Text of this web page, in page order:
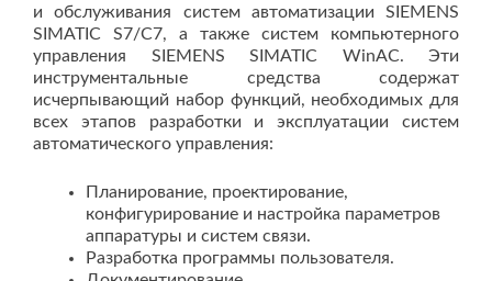
и обслуживания систем автоматизации SIEMENS
SIMATIC S7/C7, а также систем компьютерного
управления SIEMENS SIMATIC WinAC. Эти
инструментальные средства содержат
исчерпывающий набор функций, необходимых для
всех этапов разработки и эксплуатации систем
автоматического управления:
Планирование, проектирование,
конфигурирование и настройка параметров
аппаратуры и систем связи.
Разработка программы пользователя.